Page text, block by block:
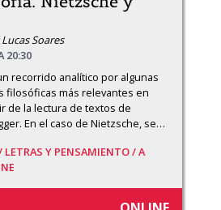
Soares
20:30
recorrido analítico por algunas
filosóficas más relevantes en
de la lectura de textos de
En el caso de Nietzsche, se…
LETRAS Y PENSAMIENTO /A